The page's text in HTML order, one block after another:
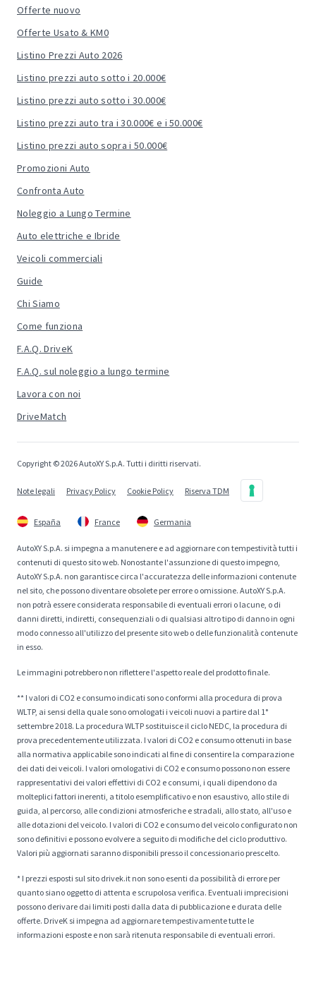
Offerte nuovo
Offerte Usato & KM0
Listino Prezzi Auto 2026
Listino prezzi auto sotto i 20.000€
Listino prezzi auto sotto i 30.000€
Listino prezzi auto tra i 30.000€ e i 50.000€
Listino prezzi auto sopra i 50.000€
Promozioni Auto
Confronta Auto
Noleggio a Lungo Termine
Auto elettriche e Ibride
Veicoli commerciali
Guide
Chi Siamo
Come funziona
F.A.Q. DriveK
F.A.Q. sul noleggio a lungo termine
Lavora con noi
DriveMatch
Copyright © 2026 AutoXY S.p.A. Tutti i diritti riservati.
Note legali Privacy Policy Cookie Policy Riserva TDM
España France Germania
AutoXY S.p.A. si impegna a manutenere e ad aggiornare con tempestività tutti i
contenuti di questo sito web. Nonostante l'assunzione di questo impegno,
AutoXY S.p.A. non garantisce circa l'accuratezza delle informazioni contenute
nel sito, che possono diventare obsolete per errore o omissione. AutoXY S.p.A.
non potrà essere considerata responsabile di eventuali errori o lacune, o di
danni diretti, indiretti, consequenziali o di qualsiasi altro tipo di danno in ogni
modo connesso all'utilizzo del presente sito web o delle funzionalità contenute
in esso.
Le immagini potrebbero non riflettere l'aspetto reale del prodotto finale.
** I valori di CO2 e consumo indicati sono conformi alla procedura di prova
WLTP, ai sensi della quale sono omologati i veicoli nuovi a partire dal 1°
settembre 2018. La procedura WLTP sostituisce il ciclo NEDC, la procedura di
prova precedentemente utilizzata. I valori di CO2 e consumo ottenuti in base
alla normativa applicabile sono indicati al fine di consentire la comparazione
dei dati dei veicoli. I valori omologativi di CO2 e consumo possono non essere
rappresentativi dei valori effettivi di CO2 e consumi, i quali dipendono da
molteplici fattori inerenti, a titolo esemplificativo e non esaustivo, allo stile di
guida, al percorso, alle condizioni atmosferiche e stradali, allo stato, all'uso e
alle dotazioni del veicolo. I valori di CO2 e consumo del veicolo configurato non
sono definitivi e possono evolvere a seguito di modifiche del ciclo produttivo.
Valori più aggiornati saranno disponibili presso il concessionario prescelto.
* I prezzi esposti sul sito drivek.it non sono esenti da possibilità di errore per
quanto siano oggetto di attenta e scrupolosa verifica. Eventuali imprecisioni
possono derivare dai limiti posti dalla data di pubblicazione e durata delle
offerte. DriveK si impegna ad aggiornare tempestivamente tutte le
informazioni esposte e non sarà ritenuta responsabile di eventuali errori.